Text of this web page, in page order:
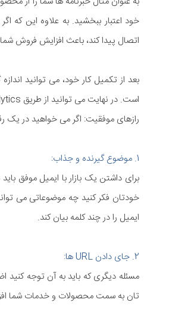
خود اعتبار ببخشید. به علاوه این که
اتصال پیدا کند، باعث افزایش فروش
بعد از تکمیل کار خود، می توانید
است. در نهایت می توانید از طریق Google Analytics به تحلیل رفتار مصرف کنندگان بپردازید.
رازهای موفقیت: اگر می خواهید در یک
1. موضوع گیرنده و جذاب:
برای داشتن یک بازار با ایمیل موفق
خودتان فکر کنید چه موضوعاتی می
ایمیل را در چند کلمه بیان کند.
2. جای دادن URL ها:
مسئله دیگری که باید به آن توجه
تان به سمت محصولات و خدمات شما